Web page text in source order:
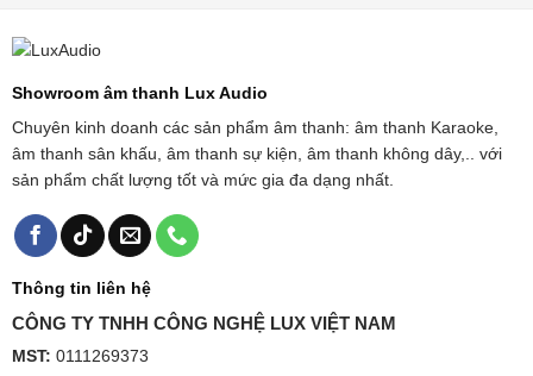
Showroom âm thanh Lux Audio
Chuyên kinh doanh các sản phẩm âm thanh: âm thanh Karaoke,
âm thanh sân khấu, âm thanh sự kiện, âm thanh không dây,.. với
sản phẩm chất lượng tốt và mức gia đa dạng nhất.
Thông tin liên hệ
CÔNG TY TNHH CÔNG NGHỆ LUX VIỆT NAM
MST: 0111269373